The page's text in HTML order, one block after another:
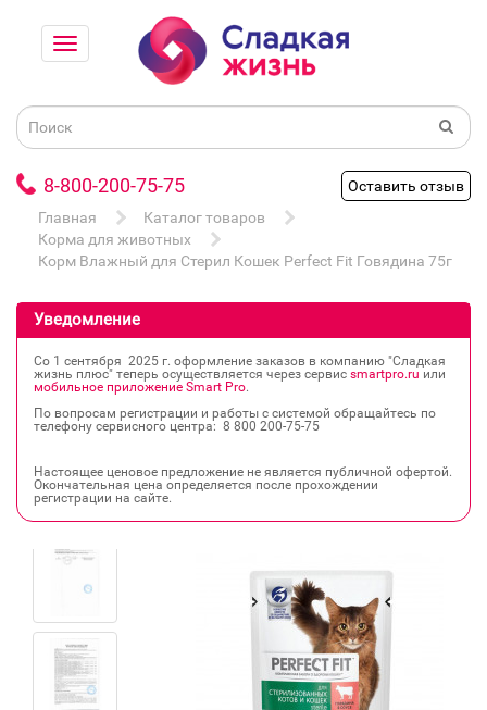
8-800-200-75-75
Оставить отзыв
Главная
Каталог товаров
Корма для животных
Корм Влажный для Стерил Кошек Perfect Fit Говядина 75г
Уведомление
Со 1 сентября 2025 г. оформление заказов в компанию "Сладкая
жизнь плюс" теперь осуществляется через сервис smartpro.ru или
мобильное приложение Smart Pro.
По вопросам регистрации и работы с системой обращайтесь по
телефону сервисного центра: 8 800 200‐75‐75
Настоящее ценовое предложение не является публичной офертой.
Окончательная цена определяется после прохождении
регистрации на сайте.